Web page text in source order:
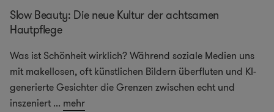
Slow Beauty: Die neue Kultur der achtsamen
Hautpflege
Was ist Schönheit wirklich? Während soziale Medien uns
mit makellosen, oft künstlichen Bildern überfluten und KI-
generierte Gesichter die Grenzen zwischen echt und
inszeniert ... mehr